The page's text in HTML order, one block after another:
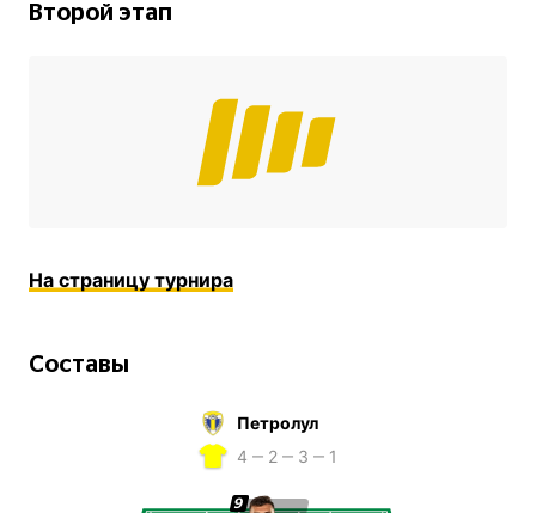
Второй этап
На страницу турнира
Составы
Петролул
4 ‒ 2 ‒ 3 ‒ 1
9